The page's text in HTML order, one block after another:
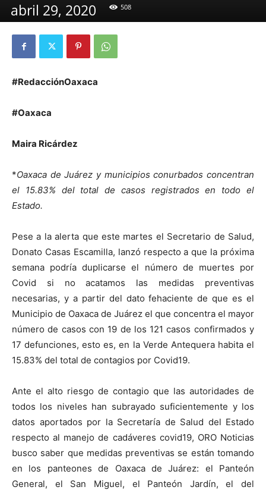
abril 29, 2020 508
#RedacciónOaxaca
#Oaxaca
Maira Ricárdez
*Oaxaca de Juárez y municipios conurbados concentran
el 15.83% del total de casos registrados en todo el
Estado.
Pese a la alerta que este martes el Secretario de Salud,
Donato Casas Escamilla, lanzó respecto a que la próxima
semana podría duplicarse el número de muertes por
Covid si no acatamos las medidas preventivas
necesarias, y a partir del dato fehaciente de que es el
Municipio de Oaxaca de Juárez el que concentra el mayor
número de casos con 19 de los 121 casos confirmados y
17 defunciones, esto es, en la Verde Antequera habita el
15.83% del total de contagios por Covid19.
Ante el alto riesgo de contagio que las autoridades de
todos los niveles han subrayado suficientemente y los
datos aportados por la Secretaría de Salud del Estado
respecto al manejo de cadáveres covid19, ORO Noticias
busco saber que medidas preventivas se están tomando
en los panteones de Oaxaca de Juárez: el Panteón
General, el San Miguel, el Panteón Jardín, el del